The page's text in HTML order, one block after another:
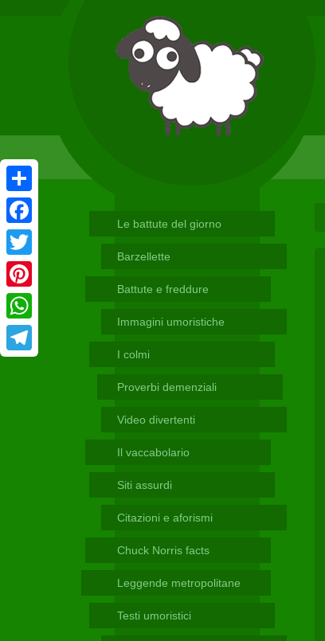
Le battute del giorno
Barzellette
Battute e freddure
Immagini umoristiche
I colmi
Proverbi demenziali
Video divertenti
Il vaccabolario
Siti assurdi
Citazioni e aforismi
Chuck Norris facts
Leggende metropolitane
Testi umoristici
Condividi
Facebook
Twitter
Pinterest
WhatsApp